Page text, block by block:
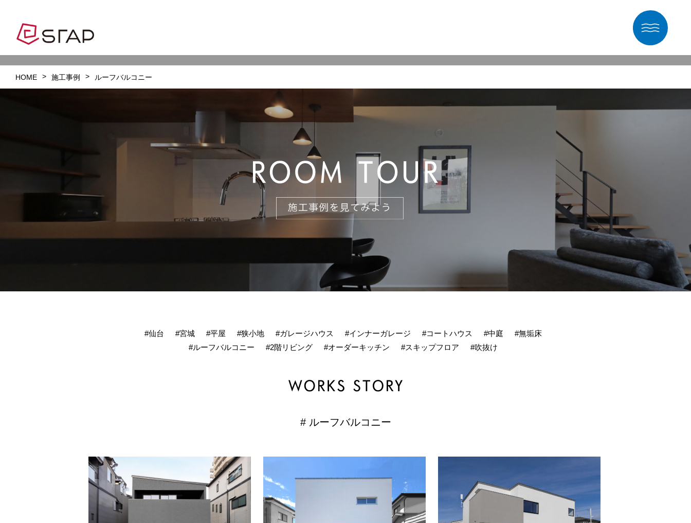
HOME 施工事例 ルーフバルコニー
#仙台 #宮城 #平屋 #狭小地 #ガレージハウス #インナーガレージ #コートハウス #中庭
#無垢床
#ルーフバルコニー
#2階リビング #オーダーキッチン #スキップフロア #吹抜け
# ルーフバルコニー